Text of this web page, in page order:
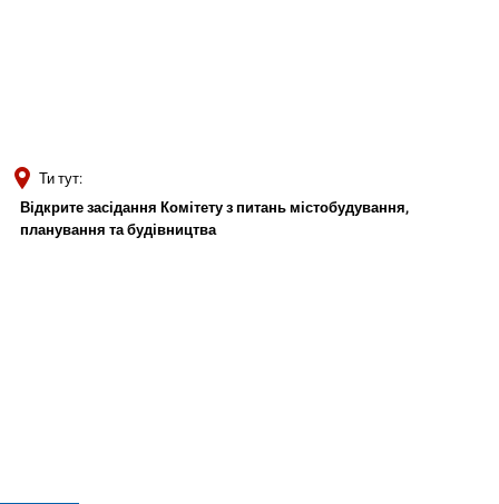
Ти тут:
Відкрите засідання Комітету з питань містобудування,
планування та будівництва